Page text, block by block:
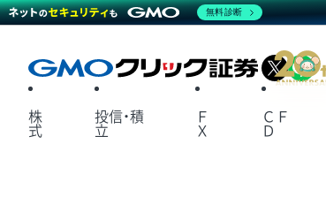
X
株
式
投信・積
立
Ｆ
Ｘ
ＣＦ
Ｄ
無料診断